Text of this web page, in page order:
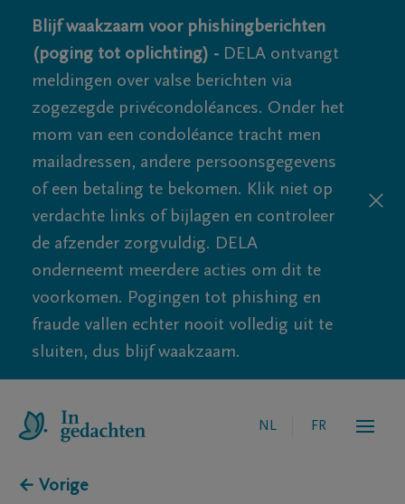
Blijf waakzaam voor phishingberichten
(poging tot oplichting) - DELA ontvangt
meldingen over valse berichten via
zogezegde privécondoléances. Onder het
mom van een condoléance tracht men
mailadressen, andere persoonsgegevens
of een betaling te bekomen. Klik niet op
verdachte links of bijlagen en controleer
de afzender zorgvuldig. DELA
onderneemt meerdere acties om dit te
voorkomen. Pogingen tot phishing en
fraude vallen echter nooit volledig uit te
sluiten, dus blijf waakzaam.
NL FR
← Vorige